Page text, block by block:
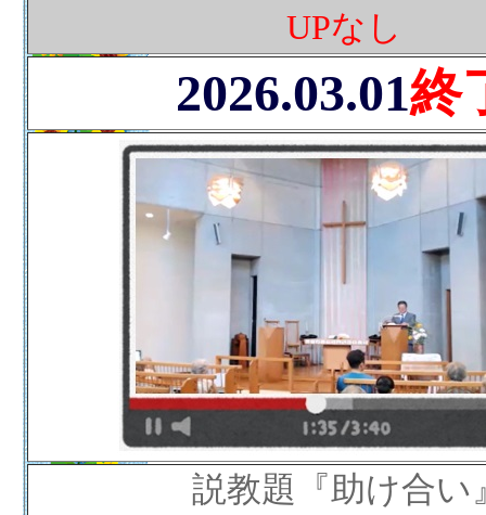
UPなし
2026.03.01終
説教題『助け合い